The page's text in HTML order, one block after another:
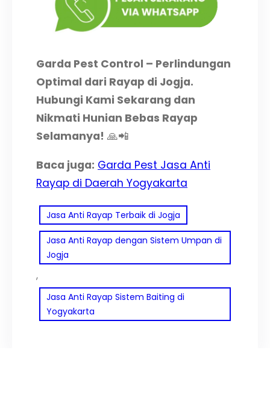
Garda Pest Control – Perlindungan
Optimal dari Rayap di Jogja.
Hubungi Kami Sekarang dan
Nikmati Hunian Bebas Rayap
Selamanya! 🙏📲
Baca juga: Garda Pest Jasa Anti
Rayap di Daerah Yogyakarta
Jasa Anti Rayap Terbaik di Jogja
Jasa Anti Rayap dengan Sistem Umpan di
Jogja
,
Jasa Anti Rayap Sistem Baiting di
Yogyakarta